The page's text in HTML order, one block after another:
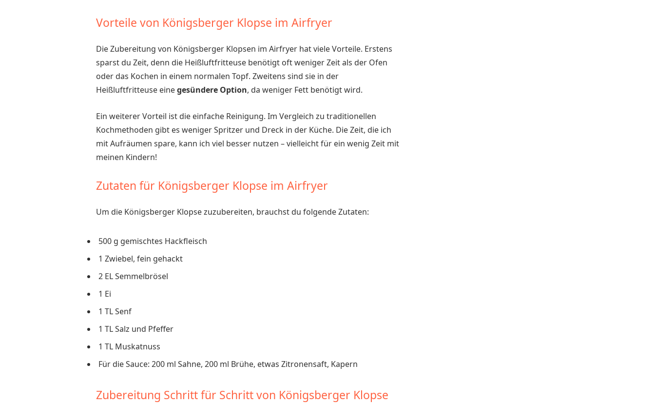
Vorteile von Königsberger Klopse im Airfryer
Die Zubereitung von Königsberger Klopsen im Airfryer hat viele Vorteile. Erstens
sparst du Zeit, denn die Heißluftfritteuse benötigt oft weniger Zeit als der Ofen
oder das Kochen in einem normalen Topf. Zweitens sind sie in der
Heißluftfritteuse einegesündere Option, da weniger Fett benötigt wird.
Ein weiterer Vorteil ist die einfache Reinigung. Im Vergleich zu traditionellen
Kochmethoden gibt es weniger Spritzer und Dreck in der Küche. Die Zeit, die ich
mit Aufräumen spare, kann ich viel besser nutzen – vielleicht für ein wenig Zeit mit
meinen Kindern!
Zutaten für Königsberger Klopse im Airfryer
Um die Königsberger Klopse zuzubereiten, brauchst du folgende Zutaten:
500 g gemischtes Hackfleisch
1 Zwiebel, fein gehackt
2 EL Semmelbrösel
1 Ei
1 TL Senf
1 TL Salz und Pfeffer
1 TL Muskatnuss
Für die Sauce: 200 ml Sahne, 200 ml Brühe, etwas Zitronensaft, Kapern
Zubereitung Schritt für Schritt von Königsberger Klopse